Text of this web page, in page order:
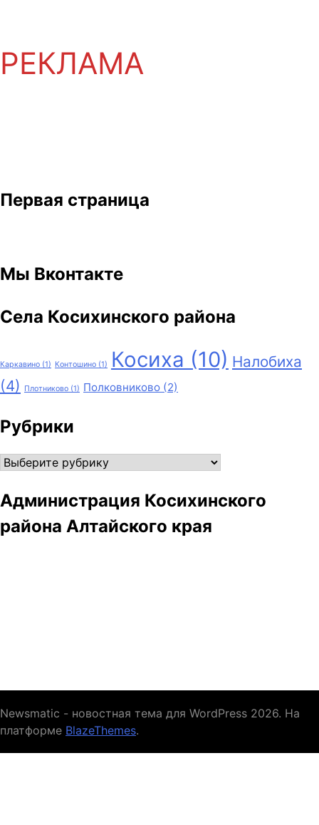
РЕКЛАМА
Первая страница
Мы Вконтакте
Села Косихинского района
Каркавино (1) Контошино (1) Косиха (10) Налобиха
(4)
Плотниково (1) Полковниково (2)
Рубрики
Рубрики
Администрация Косихинского
района Алтайского края
Newsmatic - новостная тема для WordPress 2026. На
платформе BlazeThemes.